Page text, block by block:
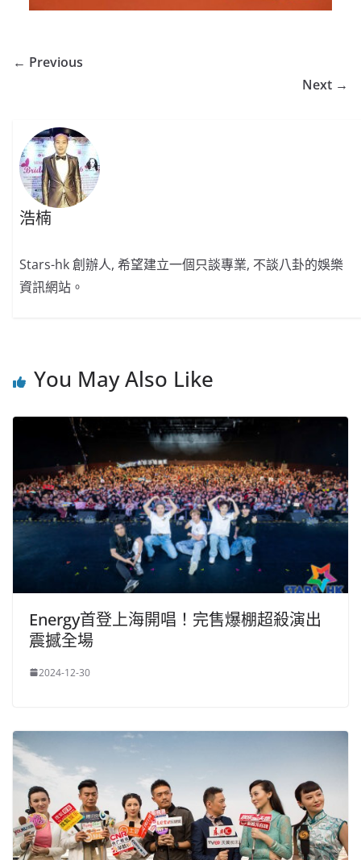
← Previous
Next →
浩楠
Stars-hk 創辦人, 希望建立一個只談專業, 不談八卦的娛樂
資訊網站。
You May Also Like
Energy首登上海開唱！完售爆棚超殺演出
震撼全場
2024-12-30